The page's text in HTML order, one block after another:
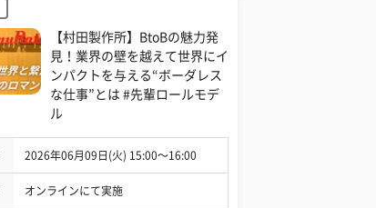
【村田製作所】BtoBの魅力発
見！業界の壁を越えて世界にイ
ンパクトを与える“ボーダレス
な仕事”とは #先輩ロールモデ
ル
2026年06月09日(火) 15:00〜16:00
オンラインにて実施